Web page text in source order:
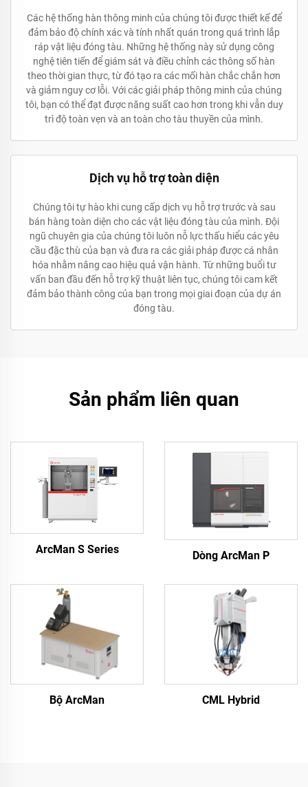
Các hệ thống hàn thông minh của chúng tôi được thiết kế để
đảm bảo độ chính xác và tính nhất quán trong quá trình lắp
ráp vật liệu đóng tàu. Những hệ thống này sử dụng công
nghệ tiên tiến để giám sát và điều chỉnh các thông số hàn
theo thời gian thực, từ đó tạo ra các mối hàn chắc chắn hơn
và giảm nguy cơ lỗi. Với các giải pháp thông minh của chúng
tôi, bạn có thể đạt được năng suất cao hơn trong khi vẫn duy
trì độ toàn vẹn và an toàn cho tàu thuyền của mình.
Dịch vụ hỗ trợ toàn diện
Chúng tôi tự hào khi cung cấp dịch vụ hỗ trợ trước và sau
bán hàng toàn diện cho các vật liệu đóng tàu của mình. Đội
ngũ chuyên gia của chúng tôi luôn nỗ lực thấu hiểu các yêu
cầu đặc thù của bạn và đưa ra các giải pháp được cá nhân
hóa nhằm nâng cao hiệu quả vận hành. Từ những buổi tư
vấn ban đầu đến hỗ trợ kỹ thuật liên tục, chúng tôi cam kết
đảm bảo thành công của bạn trong mọi giai đoạn của dự án
đóng tàu.
Sản phẩm liên quan
ArcMan S Series Dòng ArcMan P
Bộ ArcMan CML Hybrid